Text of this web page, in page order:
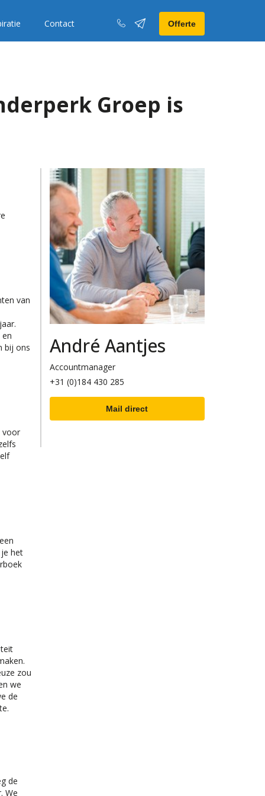
Contact Offerte
Groep is
van
bij ons
voor
het
zou
we
de
de
We
André Aantjes
Accountmanager
+31 (0)184 430 285
Mail direct